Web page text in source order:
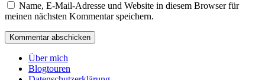
Name, E-Mail-Adresse und Website in diesem Browser für
meinen nächsten Kommentar speichern.
Über mich
Blogtouren